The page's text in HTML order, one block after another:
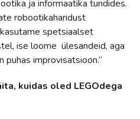
ja informaatika tundides.
robootikaharidust
spetsiaalset
ise loome ülesandeid, aga
improvisatsioon.“
kuidas oled LEGOdega